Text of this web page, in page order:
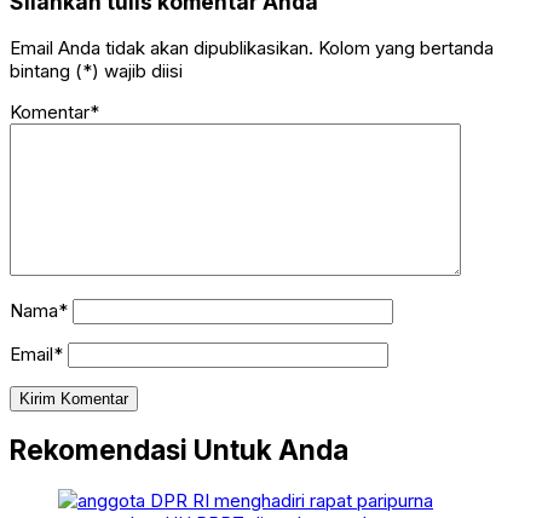
Email Anda tidak akan dipublikasikan. Kolom yang bertanda
bintang (*) wajib diisi
Komentar*
Nama*
Email*
Rekomendasi Untuk Anda